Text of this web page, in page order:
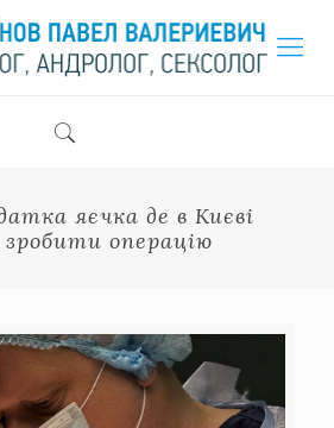
яєчка де в Києві
операцію